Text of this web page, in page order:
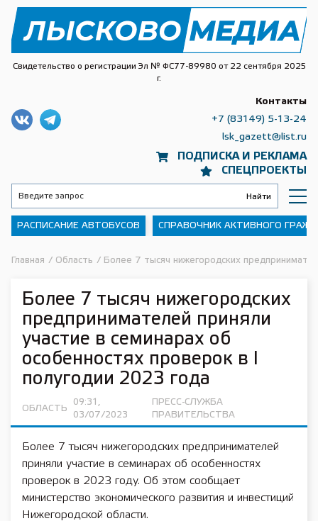
Свидетельство о регистрации Эл № ФС77-89980 от 22 сентября 2025
г.
ПОДПИСКА И РЕКЛАМА
СПЕЦПРОЕКТЫ
Контакты
+7 (83149) 5-13-24
lsk_gazett@list.ru
РАСПИСАНИЕ АВТОБУСОВ СПРАВОЧНИК АКТИВНОГО
Главная / Область / Более 7 тысяч нижегородских
Более 7 тысяч нижегородских
предпринимателей приняли
участие в семинарах об
особенностях проверок в I
полугодии 2023 года
ОБЛАСТЬ
09:31,
03/07/2023
ПРЕСС-СЛУЖБА
ПРАВИТЕЛЬСТВА
Более 7 тысяч нижегородских предпринимателей
приняли участие в семинарах об особенностях
проверок в 2023 году. Об этом сообщает
министерство экономического развития и инвестиций
Нижегородской области.